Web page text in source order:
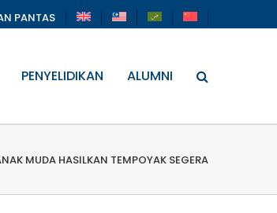
PANTAS
PENYELIDIKAN ALUMNI
MUDA HASILKAN TEMPOYAK SEGERA